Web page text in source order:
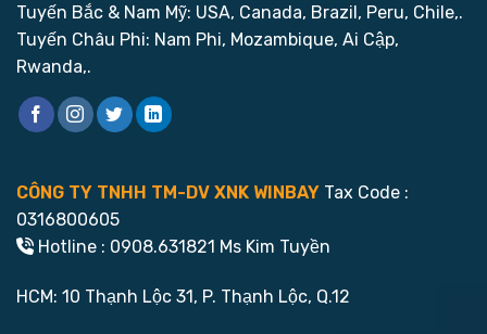
Tuyến Bắc & Nam Mỹ: USA, Canada, Brazil, Peru, Chile,.
Tuyến Châu Phi: Nam Phi, Mozambique, Ai Cập,
Rwanda,.
CÔNG TY TNHH TM-DV XNK WINBAY Tax Code :
0316800605
Hotline : 0908.631821 Ms Kim Tuyền
HCM: 10 Thạnh Lộc 31, P. Thạnh Lộc, Q.12